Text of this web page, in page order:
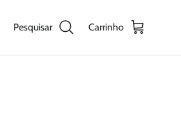
Pesquisar Carrinho